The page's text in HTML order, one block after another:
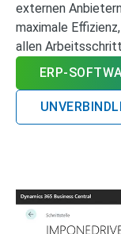
externen
maximale
allen
ERP-